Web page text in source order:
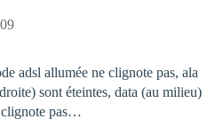
adsl allumée ne clignote pas, ala
sont éteintes, data (au milieu)
clignote pas…